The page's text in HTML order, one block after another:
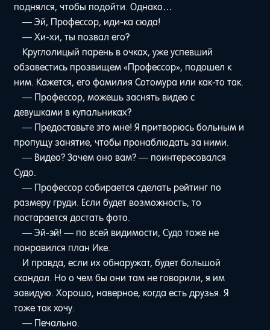
поднялся, чтобы подойти. Однако…
— Эй, Профессор, иди-ка сюда!
— Хи-хи, ты позвал его?
Круглолицый парень в очках, уже успевший
обзавестись прозвищем «Профессор», подошел к
ним. Кажется, его фамилия Сотомура или как-то так.
— Профессор, можешь заснять видео с
девушками в купальниках?
— Предоставьте это мне! Я притворюсь больным и
пропущу занятие, чтобы пронаблюдать за ними.
— Видео? Зачем оно вам? — поинтересовался
Судо.
— Профессор собирается сделать рейтинг по
размеру груди. Если будет возможность, то
постарается достать фото.
— Эй-эй! — по всей видимости, Судо тоже не
понравился план Ике.
И правда, если их обнаружат, будет большой
скандал. Но о чем бы они там не говорили, я им
завидую. Хорошо, наверное, когда есть друзья. Я
тоже так хочу.
— Печально.